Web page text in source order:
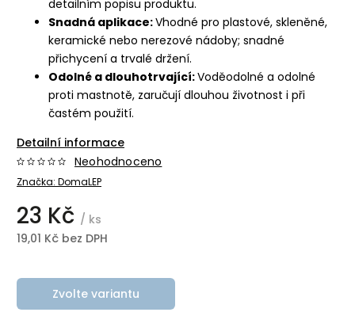
detailním popisu produktu.
Snadná aplikace:Vhodné pro plastové, skleněné,
keramické nebo nerezové nádoby; snadné
přichycení a trvalé držení.
Odolné a dlouhotrvající:Voděodolné a odolné
proti mastnotě, zaručují dlouhou životnost i při
častém použití.
Detailní informace
Značka: DomaLEP
Neohodnoceno
23 Kč / ks
19,01 Kč bez DPH
Zvolte variantu